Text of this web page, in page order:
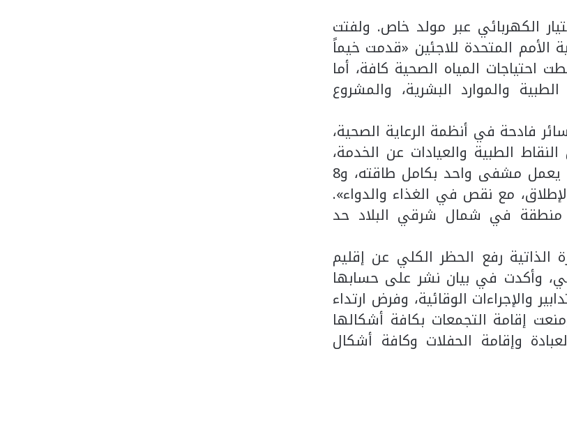
الكهربائي عبر مولد خاص. ولفتت
الأمم المتحدة للاجئين «قدمت خيماً
احتياجات المياه الصحية كافة، أما
والموارد البشرية، والمشروع
سوريا منذ 9 سنوات في خسائر فادحة في أنظمة الرعاية الصحية،
الطبية والعيادات عن الخدمة،
وبحسب ناتالي بكداش، فإنه «من أصل 16 مشفى، يعمل مشفى واحد بكامل طاقته، و8
و7 لا تعمل على الإطلاق، مع نقص في الغذاء والدواء».
في شمال شرقي البلاد حد
الذاتية رفع الحظر الكلي عن إقليم
وأكدت في بيان نشر على حسابها
والإجراءات الوقائية، وفرض ارتداء
إقامة التجمعات بكافة أشكالها
وإقامة الحفلات وكافة أشكال